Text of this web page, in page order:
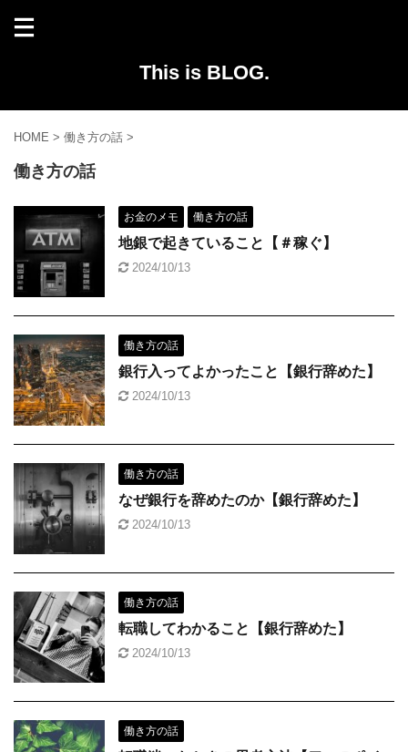
This is BLOG.
HOME > 働き方の話 >
働き方の話
お金のメモ 働き方の話
地銀で起きていること【＃稼ぐ】
2024/10/13
働き方の話
銀行入ってよかったこと【銀行辞めた】
2024/10/13
働き方の話
なぜ銀行を辞めたのか【銀行辞めた】
2024/10/13
働き方の話
転職してわかること【銀行辞めた】
2024/10/13
働き方の話